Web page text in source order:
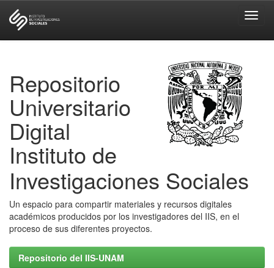
Repositorio
Universitario
Digital
Instituto de
Investigaciones Sociales
Un espacio para compartir materiales y recursos digitales
académicos producidos por los investigadores del IIS, en el
proceso de sus diferentes proyectos.
Repositorio del IIS-UNAM